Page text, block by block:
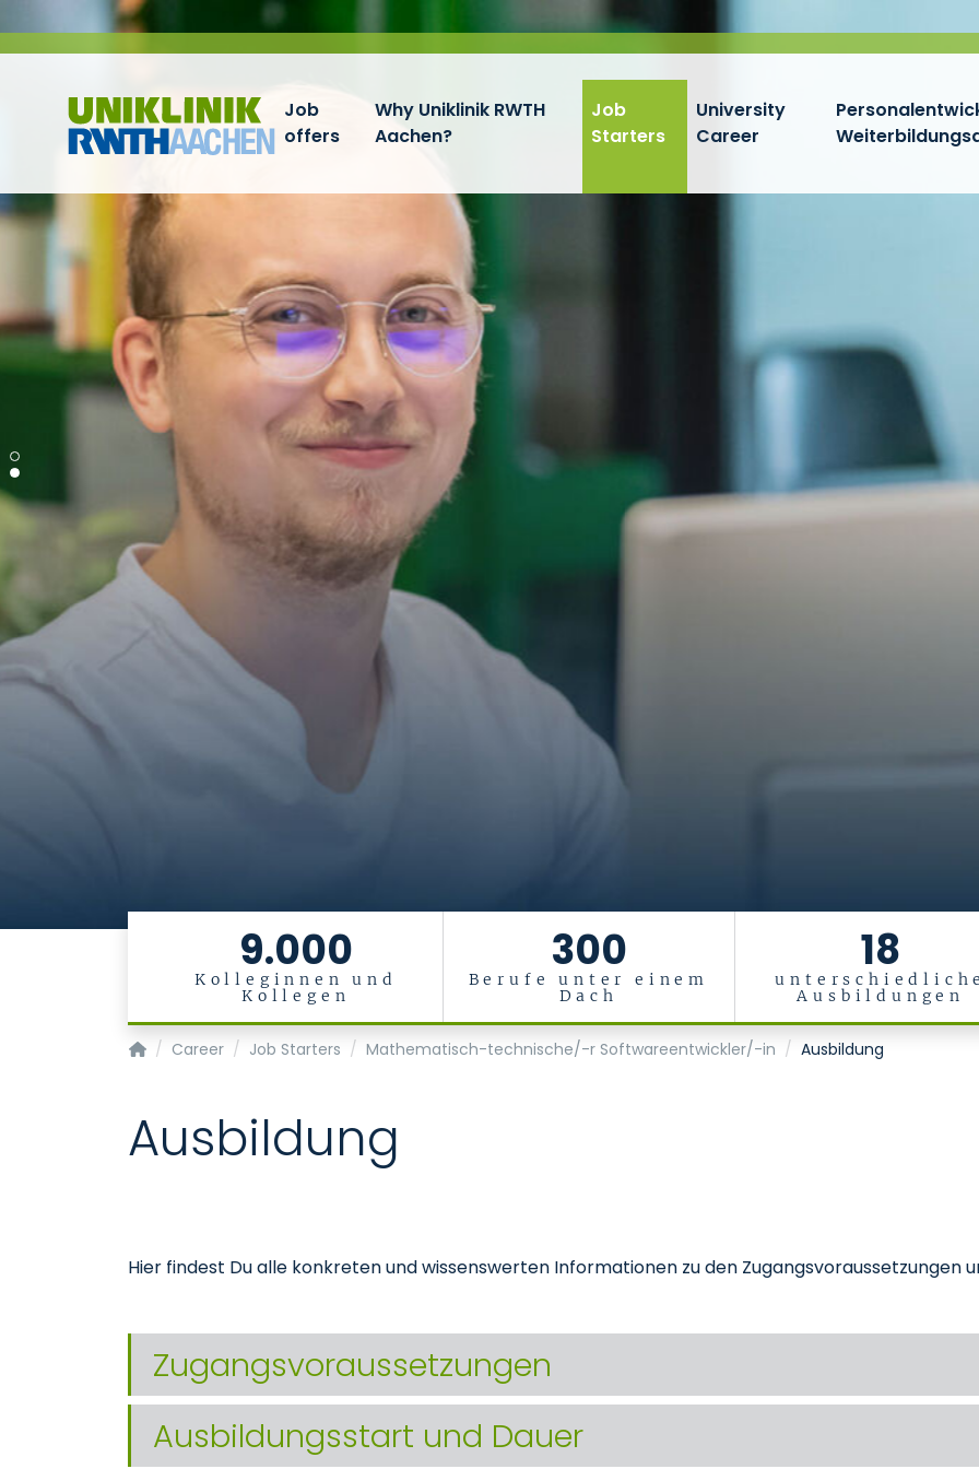
Skip navigation
9.000
Kolleginnen und
Kollegen
300
Berufe unter einem
Dach
18
unterschiedliche
Ausbildungen
Job
offers
Why Uniklinik RWTH
Aachen?
Job
Starters
University
Career
Homepage of Uniklinik RWTH Aachen
Career Job Starters Mathematisch-technische/-r Softwareentwickler/-in Ausbildung
Ausbildung
Hier findest Du alle konkreten und wissenswerten Informationen zu den Zugangsvoraussetzungen
Zugangsvoraussetzungen
Ausbildungsstart und Dauer